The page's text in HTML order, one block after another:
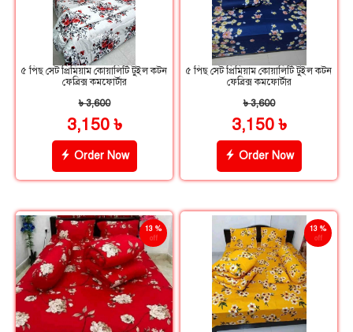
৫ পিছ সেট প্রিমিয়াম কোয়ালিটি টুইল কটন
ফেব্রিক্স কমফোর্টার
৳ 3,600
3,150 ৳
Order Now
৫ পিছ সেট প্রিমিয়াম কোয়ালিটি টুইল কটন
ফেব্রিক্স কমফোর্টার
৳ 3,600
3,150 ৳
Order Now
13 %
off
13 %
off